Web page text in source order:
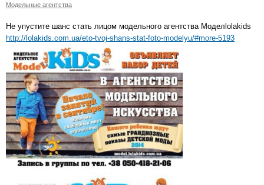
Модельные агентства
Не упустите шанс стать лицом модельного агентства Моделlolakids
http://lolakids.com.ua/eto-tvoj-shans-stat-foto-modelyu/#more-5193